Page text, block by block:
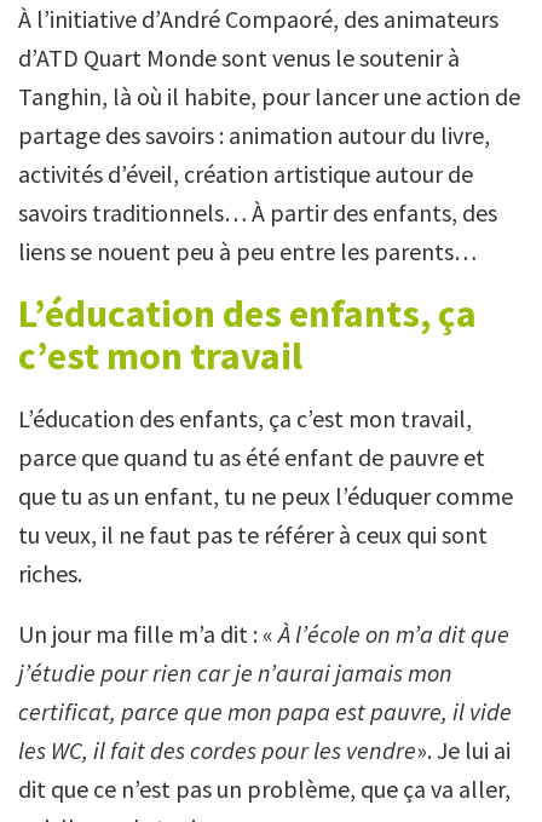
À l’initiative d’André Compaoré, des animateurs
d’ATD Quart Monde sont venus le soutenir à
Tanghin, là où il habite, pour lancer une action de
partage des savoirs : animation autour du livre,
activités d’éveil, création artistique autour de
savoirs traditionnels… À partir des enfants, des
liens se nouent peu à peu entre les parents…
L’éducation des enfants, ça
c’est mon travail
L’éducation des enfants, ça c’est mon travail,
parce que quand tu as été enfant de pauvre et
que tu as un enfant, tu ne peux l’éduquer comme
tu veux, il ne faut pas te référer à ceux qui sont
riches.
Un jour ma fille m’a dit : «À l’école on m’a dit que
j’étudie pour rien car je n’aurai jamais mon
certificat, parce que mon papa est pauvre, il vide
les WC, il fait des cordes pour les vendre». Je lui ai
dit que ce n’est pas un problème, que ça va aller,